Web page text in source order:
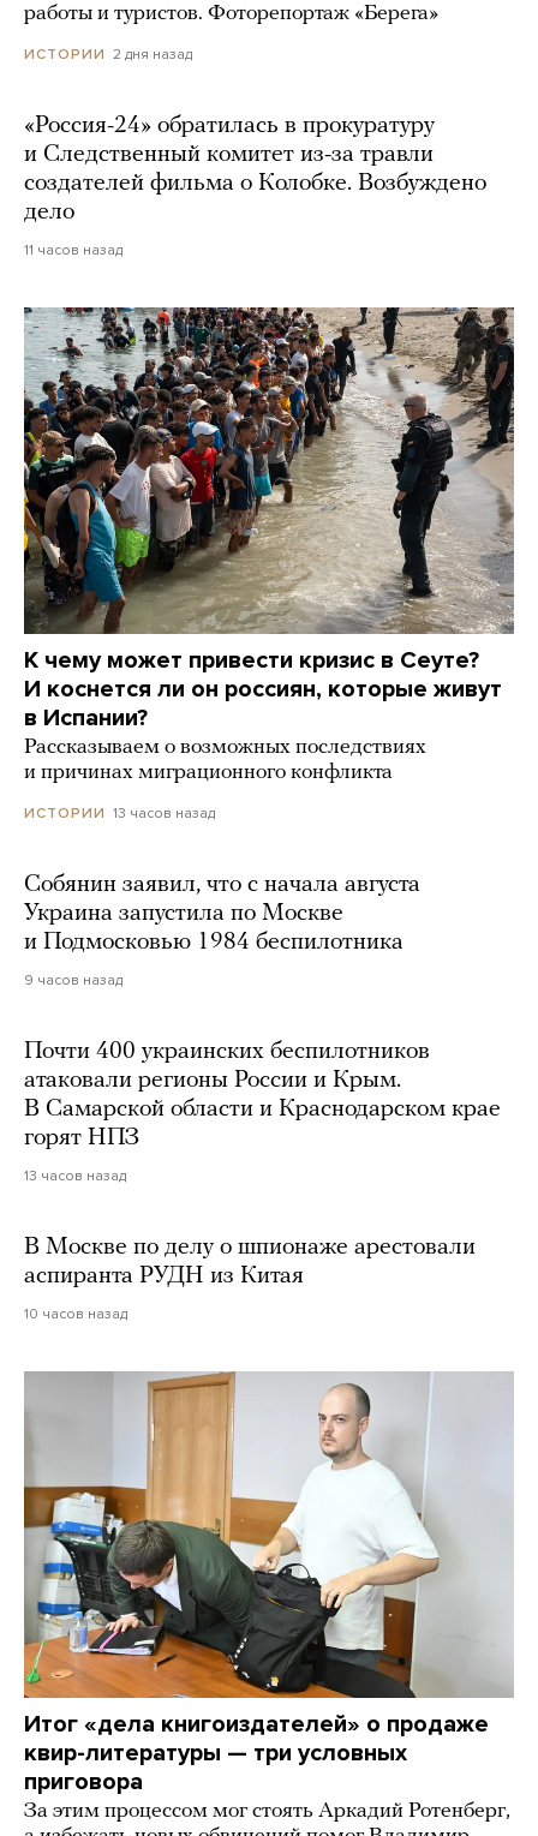
работы и туристов. Фоторепортаж «Берега»
ИСТОРИИ 2 дня назад
«Россия-24» обратилась в прокуратуру
и Следственный комитет из-за травли
создателей фильма о Колобке. Возбуждено
дело
11 часов назад
К чему может привести кризис в Сеуте?
И коснется ли он россиян, которые живут
в Испании?
Рассказываем о возможных последствиях
и причинах миграционного конфликта
ИСТОРИИ 13 часов назад
Собянин заявил, что с начала августа
Украина запустила по Москве
и Подмосковью 1984 беспилотника
9 часов назад
Почти 400 украинских беспилотников
атаковали регионы России и Крым.
В Самарской области и Краснодарском крае
горят НПЗ
13 часов назад
В Москве по делу о шпионаже арестовали
аспиранта РУДН из Китая
10 часов назад
Итог «дела книгоиздателей» о продаже
квир-литературы — три условных
приговора
За этим процессом мог стоять Аркадий Ротенберг,